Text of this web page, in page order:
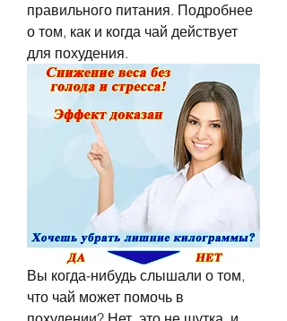
правильного питания. Подробнее
о том, как и когда чай действует
для похудения.
Вы когда-нибудь слышали о том,
что чай может помочь в